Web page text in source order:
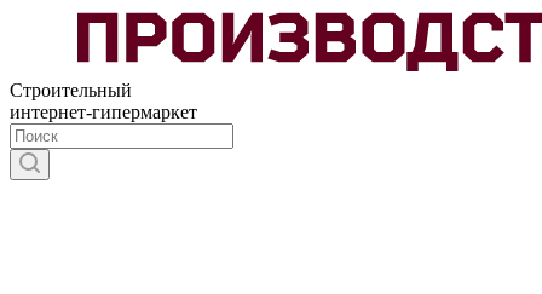
Строительный
интернет-гипермаркет